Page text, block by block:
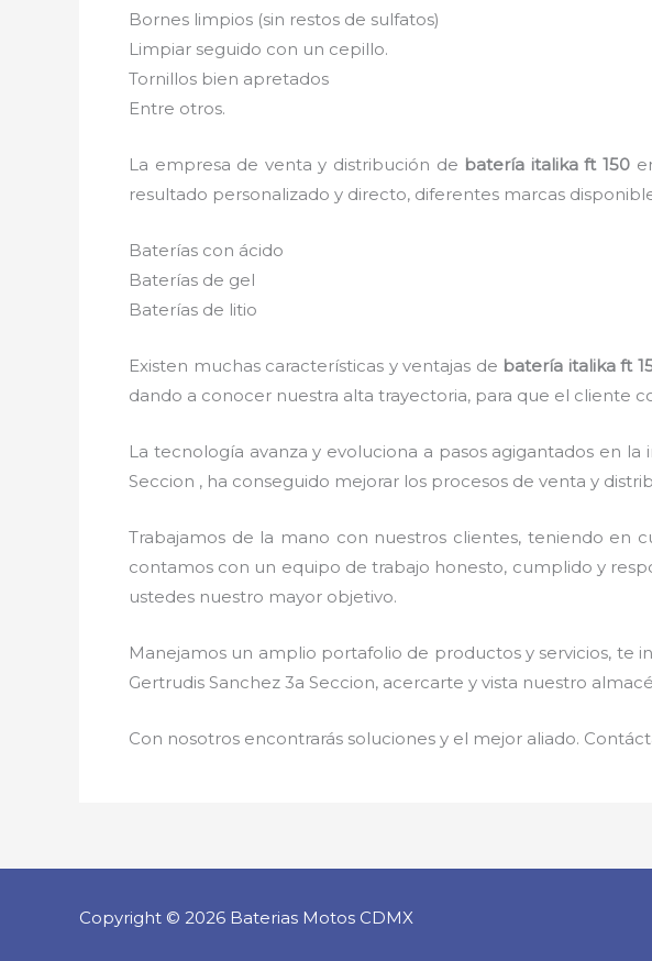
Bornes limpios (sin restos de sulfatos)
Limpiar seguido con un cepillo.
Tornillos bien apretados
Entre otros.
La empresa de venta y distribución de batería italika ft 150
resultado personalizado y directo, diferentes marcas
Baterías con ácido
Baterías de gel
Baterías de litio
Existen muchas características y ventajas de batería italika ft
dando a conocer nuestra alta trayectoria, para que el cliente
La tecnología avanza y evoluciona a pasos agigantados en
Seccion , ha conseguido mejorar los procesos de venta y
Trabajamos de la mano con nuestros clientes, teniendo en
contamos con un equipo de trabajo honesto, cumplido y
ustedes nuestro mayor objetivo.
Manejamos un amplio portafolio de productos y servicios, te
Gertrudis Sanchez 3a Seccion, acercarte y vista nuestro
Con nosotros encontrarás soluciones y el mejor aliado.
Copyright © 2026 Baterias Motos CDMX